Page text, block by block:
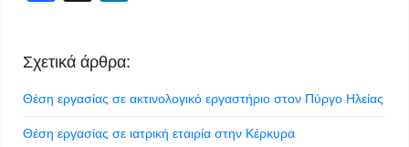
Σχετικά άρθρα:
Θέση εργασίας σε ακτινολογικό εργαστήριο στον Πύργο Ηλείας
Θέση εργασίας σε ιατρική εταιρία στην Κέρκυρα